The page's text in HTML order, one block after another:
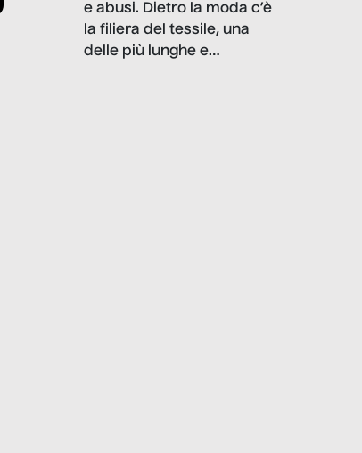
e abusi. Dietro la moda c’è
la filiera del tessile, una
delle più lunghe e